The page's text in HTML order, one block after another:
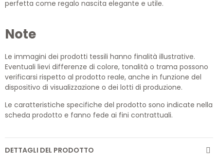
perfetta come regalo nascita elegante e utile.
Note
Le immagini dei prodotti tessili hanno finalità illustrative.
Eventuali lievi differenze di colore, tonalità o trama possono
verificarsi rispetto al prodotto reale, anche in funzione del
dispositivo di visualizzazione o dei lotti di produzione.
Le caratteristiche specifiche del prodotto sono indicate nella
scheda prodotto e fanno fede ai fini contrattuali.
DETTAGLI DEL PRODOTTO